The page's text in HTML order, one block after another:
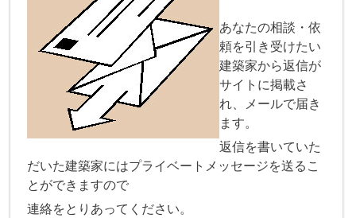
あなたの相談・依
頼を引き受けたい
建築家から返信が
サイトに掲載さ
れ、メールで届き
ます。
返信を書いていた
だいた建築家にはプライベートメッセージを送るこ
とができますので
連絡をとりあってください。